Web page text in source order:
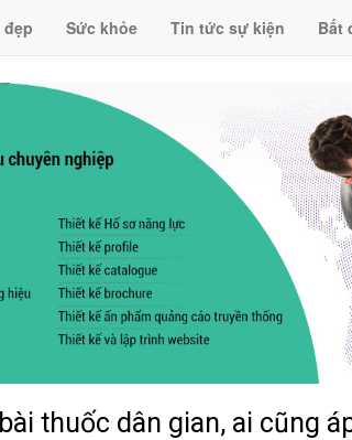
đẹp Sức khỏe Tin tức sự kiện Bất
thuốc dân gian, ai cũng